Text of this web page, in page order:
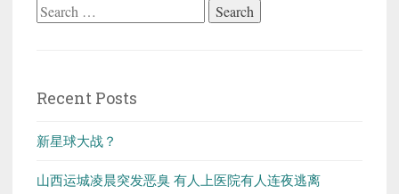
Search
Recent Posts
新星球大战？
山西运城凌晨突发恶臭 有人上医院有人连夜逃离